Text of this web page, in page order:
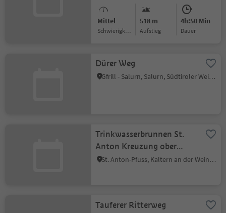
Mittel
Schwierigkeitsgrad
518 m
Aufstieg
4h:50 Min
Dauer
Dürer Weg
Gfrill - Salurn, Salurn, Südtiroler Weinstraße
Trinkwasserbrunnen St.
Anton Kreuzung ober
Kirche/ Loidner Bar
St. Anton-Pfuss, Kaltern an der Weinstraße, Südtiroler Weinstraße
Tauferer Ritterweg